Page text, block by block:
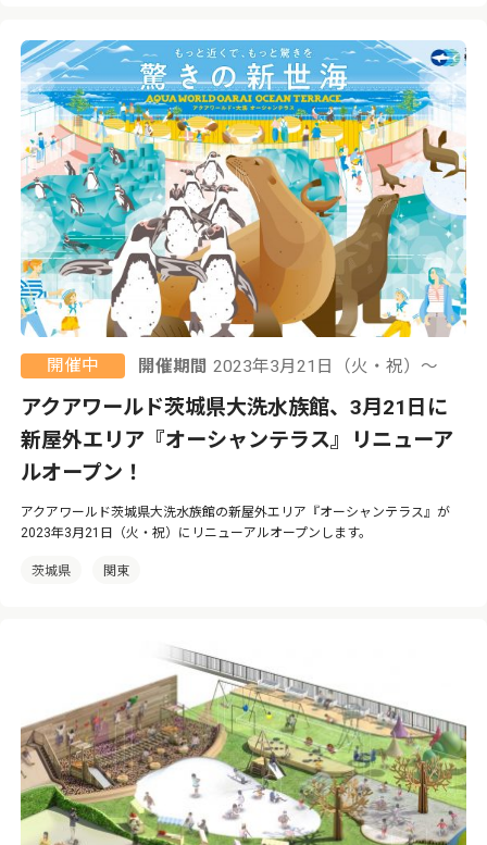
開催中 開催期間 2023年3月21日（火・祝）〜
アクアワールド茨城県大洗水族館、3月21日に
新屋外エリア『オーシャンテラス』リニューア
ルオープン！
アクアワールド茨城県大洗水族館の新屋外エリア『オーシャンテラス』が
2023年3月21日（火・祝）にリニューアルオープンします。
茨城県 関東